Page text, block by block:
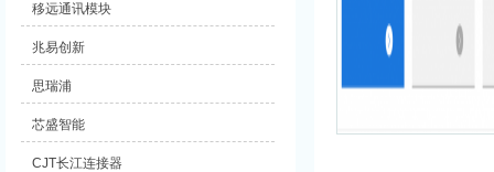
移远通讯模块
兆易创新
思瑞浦
芯盛智能
CJT长江连接器